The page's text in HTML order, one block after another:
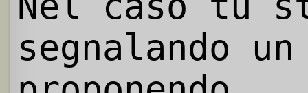
segnalando